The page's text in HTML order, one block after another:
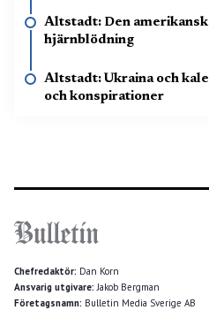
Altstadt: Den
hjärnblödning
Altstadt: Ukraina och
och konspirationer
Chefredaktör: Dan Korn
Ansvarig utgivare: Jakob Bergman
Företagsnamn: Bulletin Media Sverige AB